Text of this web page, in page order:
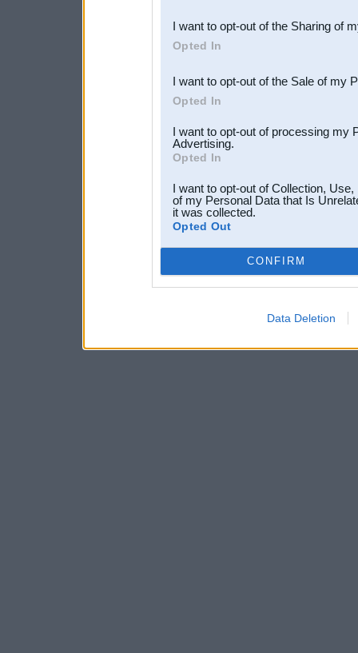
Downstream Participants
third parties.
I want to opt-out of the Sharing of
Opted In
I want to opt-out of the Sale of my
Opted In
I want to opt-out of processing my
Advertising.
Opted In
I want to opt-out of Collection,
of my Personal Data that Is
it was collected.
Opted Out
CONFIRM
Data Deletion